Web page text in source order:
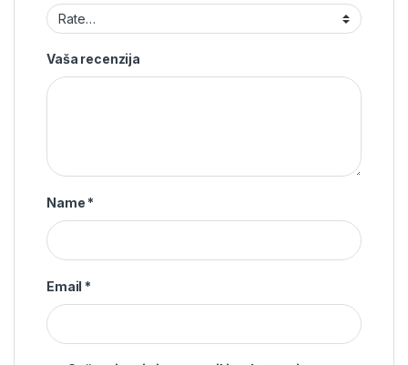
Vaša recenzija
Name *
Email *